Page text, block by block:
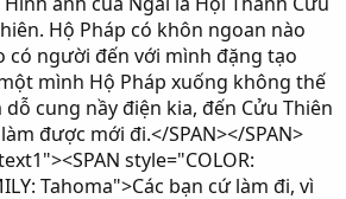
Hộ Pháp có khôn ngoan nào
có người đến với mình đặng tạo
mình Hộ Pháp xuống không thế
cung nầy điện kia, đến Cửu Thiên
được mới đi.</SPAN></SPAN>
style="COLOR:
Tahoma">Các bạn cứ làm đi, vì